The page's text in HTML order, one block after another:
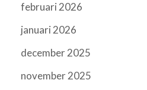
februari 2026
januari 2026
december 2025
november 2025